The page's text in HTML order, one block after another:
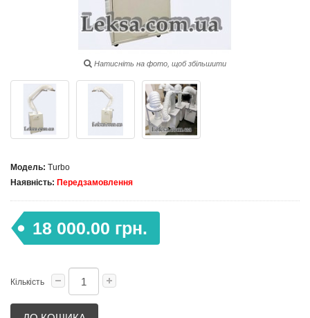
Натисніть на фото, щоб збільшити
Модель: Turbo
Наявність: Передзамовлення
18 000.00 грн.
Кількість